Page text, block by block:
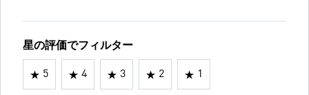
星の評価でフィルター
5 4 3 2 1